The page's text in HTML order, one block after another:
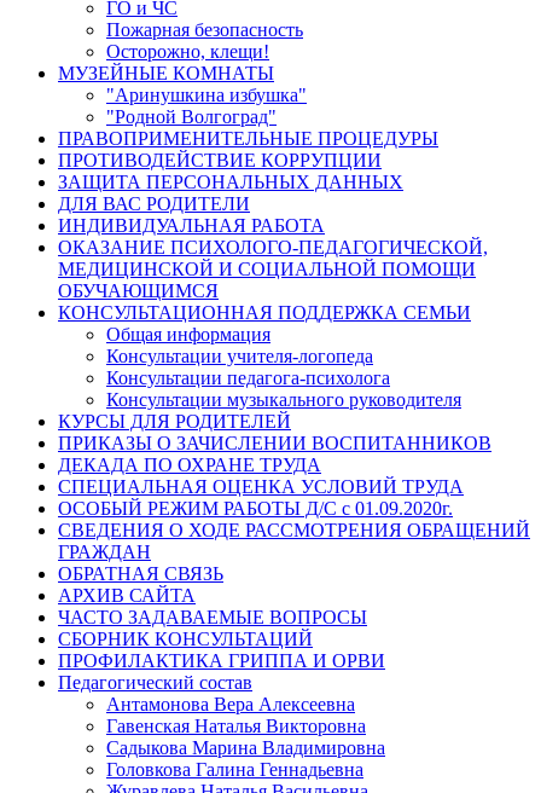
ГО и ЧС
Пожарная безопасность
Осторожно, клещи!
МУЗЕЙНЫЕ КОМНАТЫ
"Аринушкина избушка"
"Родной Волгоград"
ПРАВОПРИМЕНИТЕЛЬНЫЕ ПРОЦЕДУРЫ
ПРОТИВОДЕЙСТВИЕ КОРРУПЦИИ
ЗАЩИТА ПЕРСОНАЛЬНЫХ ДАННЫХ
ДЛЯ ВАС РОДИТЕЛИ
ИНДИВИДУАЛЬНАЯ РАБОТА
ОКАЗАНИЕ ПСИХОЛОГО-ПЕДАГОГИЧЕСКОЙ,
МЕДИЦИНСКОЙ И СОЦИАЛЬНОЙ ПОМОЩИ
ОБУЧАЮЩИМСЯ
КОНСУЛЬТАЦИОННАЯ ПОДДЕРЖКА СЕМЬИ
Общая информация
Консультации учителя-логопеда
Консультации педагога-психолога
Консультации музыкального руководителя
КУРСЫ ДЛЯ РОДИТЕЛЕЙ
ПРИКАЗЫ О ЗАЧИСЛЕНИИ ВОСПИТАННИКОВ
ДЕКАДА ПО ОХРАНЕ ТРУДА
СПЕЦИАЛЬНАЯ ОЦЕНКА УСЛОВИЙ ТРУДА
ОСОБЫЙ РЕЖИМ РАБОТЫ Д/С с 01.09.2020г.
СВЕДЕНИЯ О ХОДЕ РАССМОТРЕНИЯ ОБРАЩЕНИЙ
ГРАЖДАН
ОБРАТНАЯ СВЯЗЬ
АРХИВ САЙТА
ЧАСТО ЗАДАВАЕМЫЕ ВОПРОСЫ
СБОРНИК КОНСУЛЬТАЦИЙ
ПРОФИЛАКТИКА ГРИППА И ОРВИ
Педагогический состав
Антамонова Вера Алексеевна
Гавенская Наталья Викторовна
Садыкова Марина Владимировна
Головкова Галина Геннадьевна